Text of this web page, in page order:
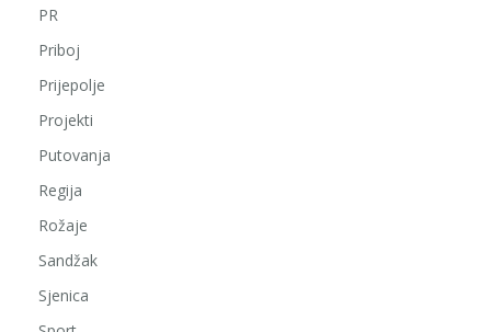
PR
Priboj
Prijepolje
Projekti
Putovanja
Regija
Rožaje
Sandžak
Sjenica